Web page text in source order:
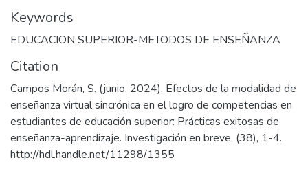
Keywords
EDUCACION SUPERIOR-METODOS DE ENSEÑANZA
Citation
Campos Morán, S. (junio, 2024). Efectos de la modalidad de
enseñanza virtual sincrónica en el logro de competencias en
estudiantes de educación superior: Prácticas exitosas de
enseñanza-aprendizaje. Investigación en breve, (38), 1-4.
http://hdl.handle.net/11298/1355